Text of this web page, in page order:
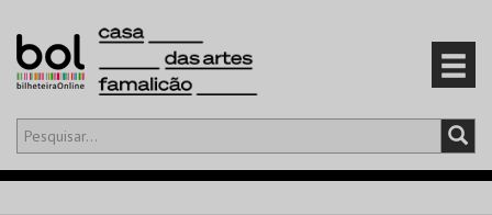
Olá,iniciar sessão